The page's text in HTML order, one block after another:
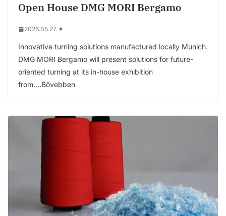
Open House DMG MORI Bergamo
2026.05.27.
Innovative turning solutions manufactured locally Munich.
DMG MORI Bergamo will present solutions for future-
oriented turning at its in-house exhibition
from….Bővebben